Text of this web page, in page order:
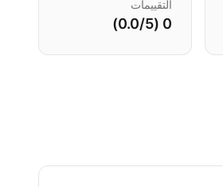
التقييمات
0 (0.0/5)